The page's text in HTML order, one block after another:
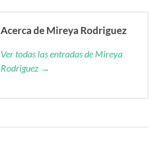
Acerca de Mireya Rodriguez
Ver todas las entradas de Mireya
Rodriguez →